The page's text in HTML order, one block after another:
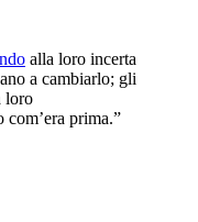
alla loro incerta
a cambiarlo; gli
loro
com’era prima.”